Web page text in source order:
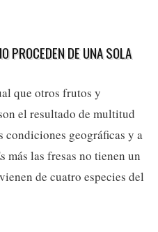
PROCEDEN DE UNA SOLA
que otros frutos y
el resultado de multitud
condiciones geográficas y a
más las fresas no tienen un
de cuatro especies del